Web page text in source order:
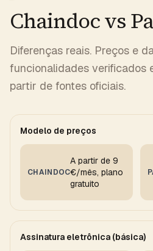
Chaindoc vs
Diferenças reais. Preços e
funcionalidades verificados
partir de fontes oficiais.
Modelo de preços
CHAINDOC
A partir de 9
€/mês, plano
gratuito
Assinatura eletrônica (básica)